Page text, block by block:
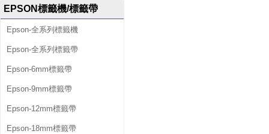
EPSON標籤機/標籤帶
Epson-全系列標籤機
Epson-全系列標籤帶
Epson-6mm標籤帶
Epson-9mm標籤帶
Epson-12mm標籤帶
Epson-18mm標籤帶